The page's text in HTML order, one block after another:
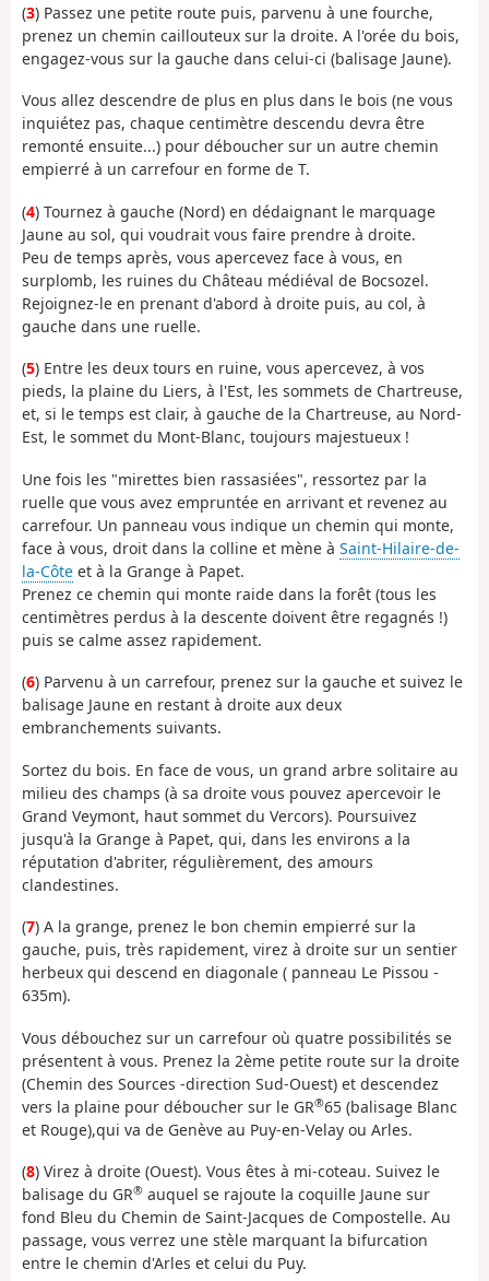
(3) Passez une petite route puis, parvenu à une fourche,
prenez un chemin caillouteux sur la droite. A l'orée du bois,
engagez-vous sur la gauche dans celui-ci (balisage Jaune).
Vous allez descendre de plus en plus dans le bois (ne vous
inquiétez pas, chaque centimètre descendu devra être
remonté ensuite...) pour déboucher sur un autre chemin
empierré à un carrefour en forme de T.
(4) Tournez à gauche (Nord) en dédaignant le marquage
Jaune au sol, qui voudrait vous faire prendre à droite.
Peu de temps après, vous apercevez face à vous, en
surplomb, les ruines du Château médiéval de Bocsozel.
Rejoignez-le en prenant d'abord à droite puis, au col, à
gauche dans une ruelle.
(5) Entre les deux tours en ruine, vous apercevez, à vos
pieds, la plaine du Liers, à l'Est, les sommets de Chartreuse,
et, si le temps est clair, à gauche de la Chartreuse, au Nord-
Est, le sommet du Mont-Blanc, toujours majestueux !
Une fois les "mirettes bien rassasiées", ressortez par la
ruelle que vous avez empruntée en arrivant et revenez au
carrefour. Un panneau vous indique un chemin qui monte,
face à vous, droit dans la colline et mène à Saint-Hilaire-de-
la-Côte et à la Grange à Papet.
Prenez ce chemin qui monte raide dans la forêt (tous les
centimètres perdus à la descente doivent être regagnés !)
puis se calme assez rapidement.
(6) Parvenu à un carrefour, prenez sur la gauche et suivez le
balisage Jaune en restant à droite aux deux
embranchements suivants.
Sortez du bois. En face de vous, un grand arbre solitaire au
milieu des champs (à sa droite vous pouvez apercevoir le
Grand Veymont, haut sommet du Vercors). Poursuivez
jusqu'à la Grange à Papet, qui, dans les environs a la
réputation d'abriter, régulièrement, des amours
clandestines.
(7) A la grange, prenez le bon chemin empierré sur la
gauche, puis, très rapidement, virez à droite sur un sentier
herbeux qui descend en diagonale ( panneau Le Pissou -
635m).
Vous débouchez sur un carrefour où quatre possibilités se
présentent à vous. Prenez la 2ème petite route sur la droite
(Chemin des Sources -direction Sud-Ouest) et descendez
vers la plaine pour déboucher sur le GR®65 (balisage Blanc
et Rouge),qui va de Genève au Puy-en-Velay ou Arles.
(8) Virez à droite (Ouest). Vous êtes à mi-coteau. Suivez le
balisage du GR® auquel se rajoute la coquille Jaune sur
fond Bleu du Chemin de Saint-Jacques de Compostelle. Au
passage, vous verrez une stèle marquant la bifurcation
entre le chemin d'Arles et celui du Puy.